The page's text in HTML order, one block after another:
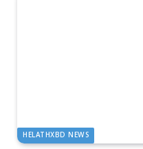
HELATHXBD NEWS